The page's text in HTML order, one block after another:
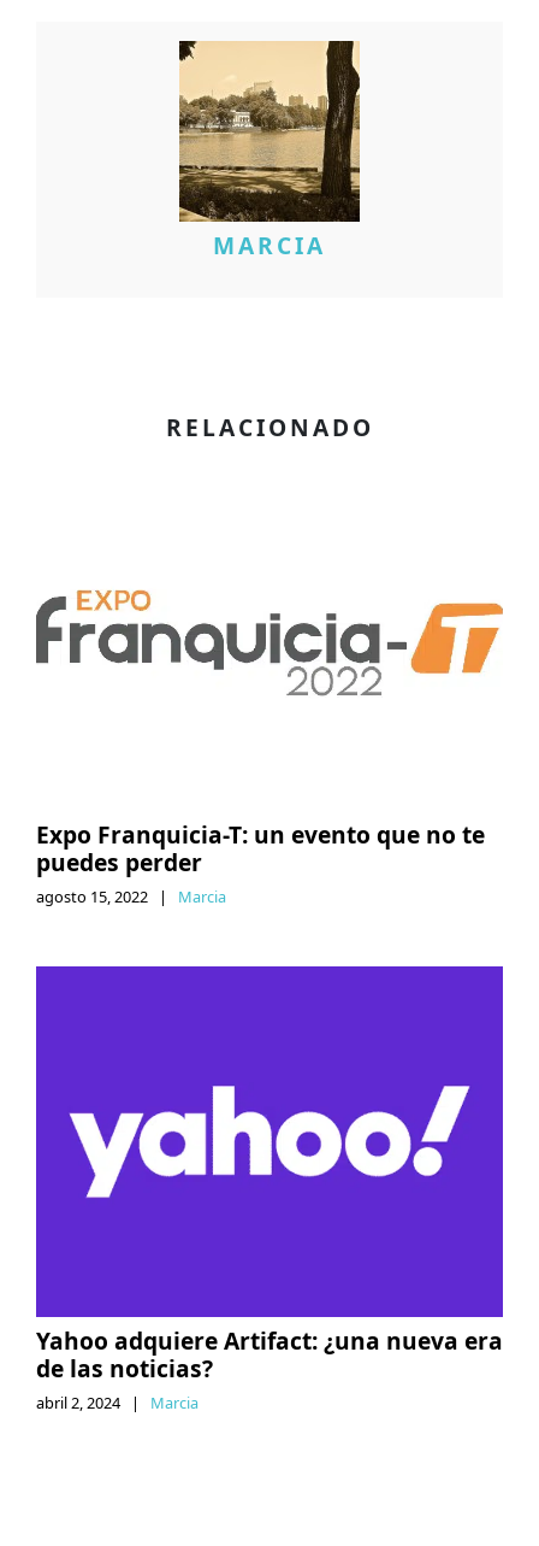
MARCIA
RELACIONADO
Expo Franquicia-T: un evento que no te
puedes perder
agosto 15, 2022 | Marcia
Yahoo adquiere Artifact: ¿una nueva era
de las noticias?
abril 2, 2024 | Marcia